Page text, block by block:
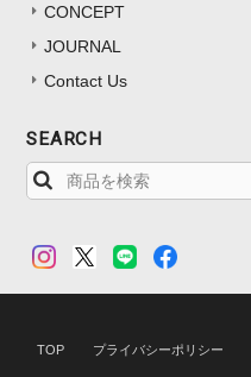
CONCEPT
JOURNAL
Contact Us
SEARCH
TOP プライバシーポリシー